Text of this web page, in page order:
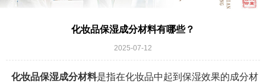
洗护加工
洁面卸妆加工
化妆品保湿成分材料有哪些？
2025-07-12
化妆品保湿成分材料是指在化妆品中起到保湿效果的成分材